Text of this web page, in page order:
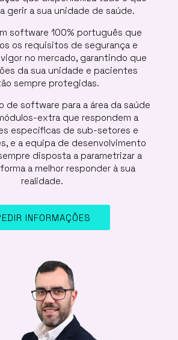
gerir a sua unidade de saúde.
software 100% português que
os requisitos de segurança e
no mercado, garantindo que
da sua unidade e pacientes
sempre protegidas.
de software para a área da saúde
extra que respondem a
específicas de sub-setores e
e a equipa de desenvolvimento
disposta a parametrizar a
a melhor responder à sua
realidade.
INFORMAÇÕES